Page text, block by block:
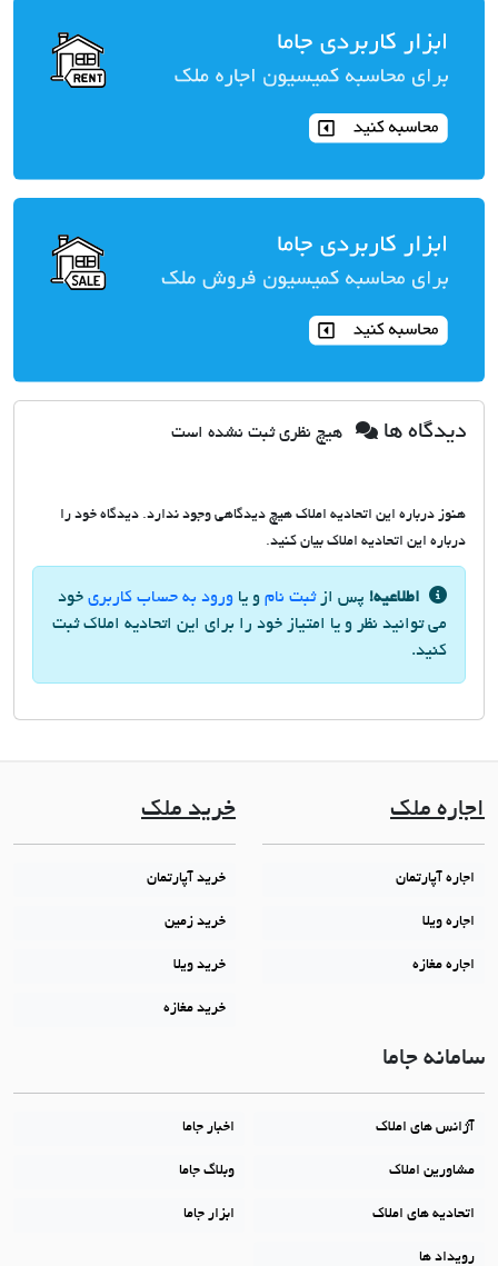
دیدگاه ها هیچ نظری ثبت نشده است
هنوز درباره این اتحادیه املاک هیچ دیدگاهی وجود ندارد. دیدگاه خود را
درباره این اتحادیه املاک بیان کنید.
اطلاعیه! پس ازثبت نام و یا ورود به حساب کاربری خود
می توانید نظر و یا امتیاز خود را برای این اتحادیه املاک ثبت
کنید.
اجاره ملک
اجاره آپارتمان
اجاره ویلا
اجاره مغازه
خرید ملک
خرید آپارتمان
خرید زمین
خرید ویلا
خرید مغازه
سامانه جاما
آژانس های املاک اخبار جاما
مشاورین املاک وبلاگ جاما
اتحادیه های املاک ابزار جاما
رویداد ها